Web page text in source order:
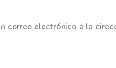
correo electrónico a la